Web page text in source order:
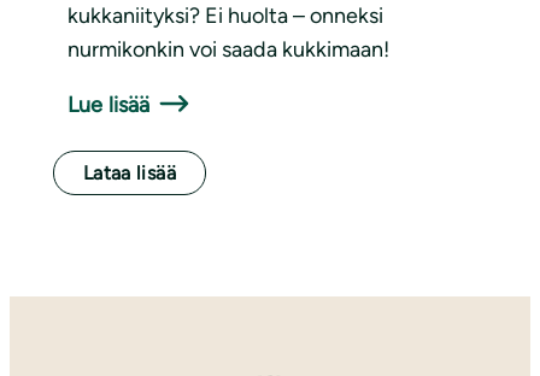
kukkaniityksi? Ei huolta – onneksi
nurmikonkin voi saada kukkimaan!
Lue lisää
Lataa lisää